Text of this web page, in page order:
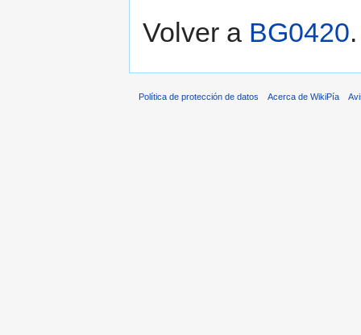
Volver a BG0420.
Política de protección de datos Acerca de WikiPía